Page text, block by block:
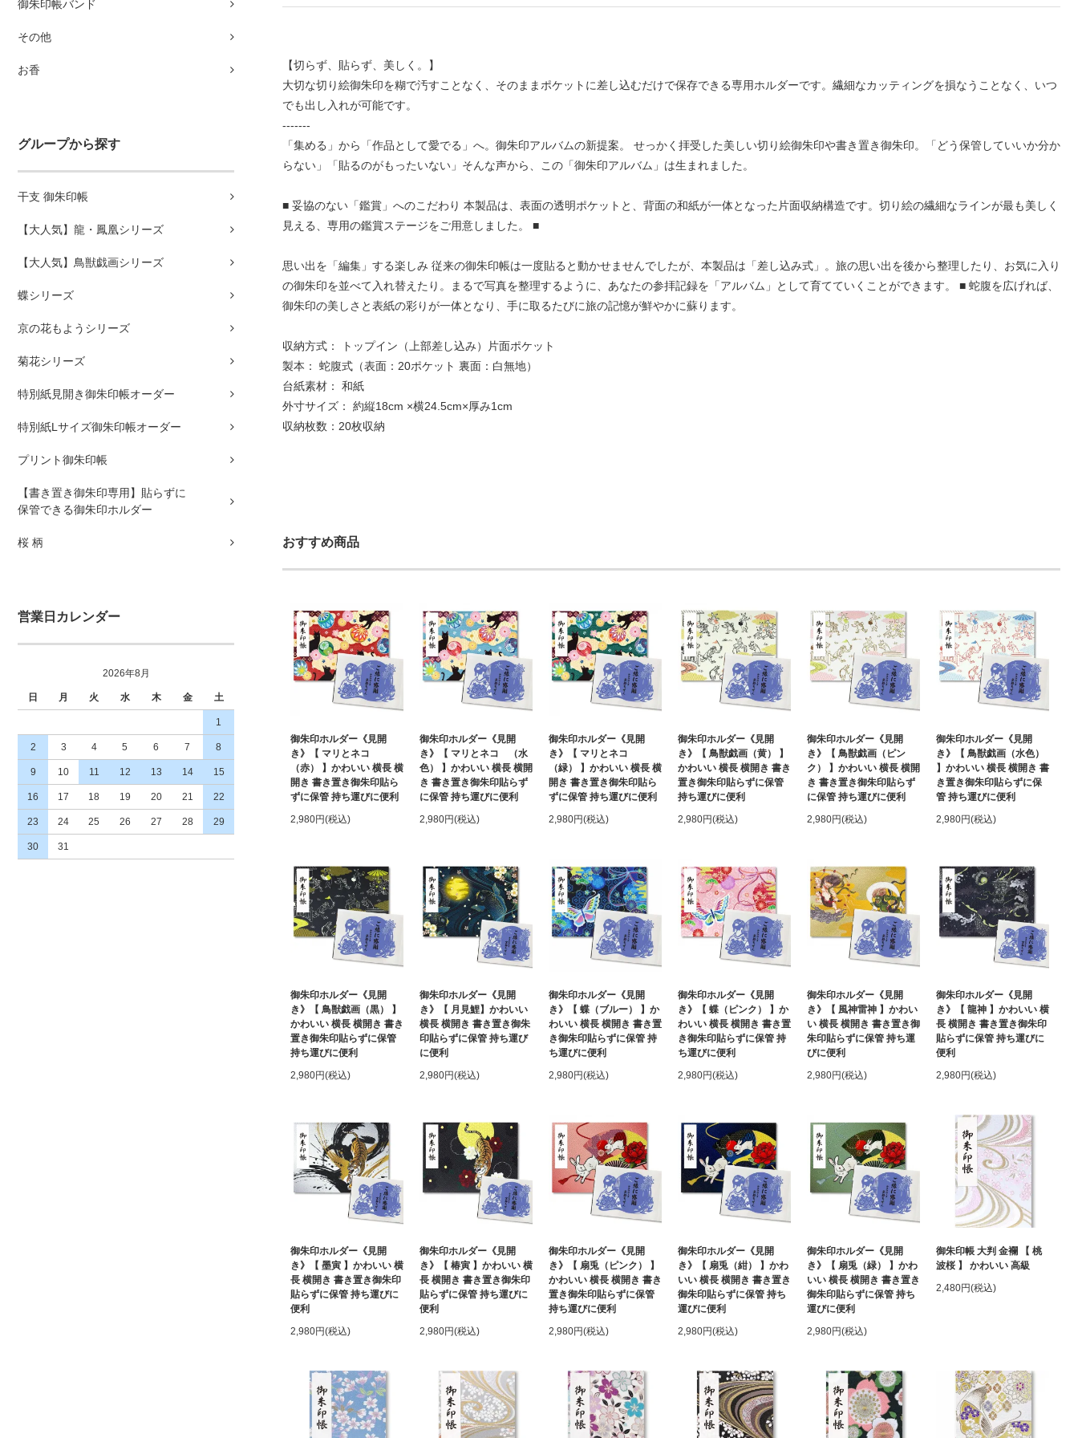
御朱印帳バンド
その他
お香
グループから探す
干支 御朱印帳
【大人気】龍・鳳凰シリーズ
【大人気】鳥獣戯画シリーズ
蝶シリーズ
京の花もようシリーズ
菊花シリーズ
特別紙見開き御朱印帳オーダー
特別紙Lサイズ御朱印帳オーダー
プリント御朱印帳
【書き置き御朱印専用】貼らずに
保管できる御朱印ホルダー
桜 柄
営業日カレンダー
2026年8月
日 月 火 水 木 金 土
1
2 3 4 5 6 7 8
9 10 11 12 13 14 15
16 17 18 19 20 21 22
23 24 25 26 27 28 29
30 31
【切らず、貼らず、美しく。】
大切な切り絵御朱印を糊で汚すことなく、そのままポケットに差し込むだけで保存できる専用ホルダーです。繊細なカッティングを損なうことなく、いつ
でも出し入れが可能です。
-------
「集める」から「作品として愛でる」へ。御朱印アルバムの新提案。 せっかく拝受した美しい切り絵御朱印や書き置き御朱印。「どう保管していいか分か
らない」「貼るのがもったいない」そんな声から、この「御朱印アルバム」は生まれました。
■ 妥協のない「鑑賞」へのこだわり 本製品は、表面の透明ポケットと、背面の和紙が一体となった片面収納構造です。切り絵の繊細なラインが最も美しく
見える、専用の鑑賞ステージをご用意しました。 ■
思い出を「編集」する楽しみ 従来の御朱印帳は一度貼ると動かせませんでしたが、本製品は「差し込み式」。旅の思い出を後から整理したり、お気に入り
の御朱印を並べて入れ替えたり。まるで写真を整理するように、あなたの参拝記録を「アルバム」として育てていくことができます。 ■ 蛇腹を広げれば、
御朱印の美しさと表紙の彩りが一体となり、手に取るたびに旅の記憶が鮮やかに蘇ります。
収納方式： トップイン（上部差し込み）片面ポケット
製本： 蛇腹式（表面：20ポケット 裏面：白無地）
台紙素材： 和紙
外寸サイズ： 約縦18cm ×横24.5cm×厚み1cm
収納枚数：20枚収納
おすすめ商品
御朱印ホルダー《見開
き》【 マリとネコ
（赤） 】かわいい 横長 横
開き 書き置き御朱印貼ら
ずに保管 持ち運びに便利
2,980円(税込)
御朱印ホルダー《見開
き》【 マリとネコ （水
色） 】かわいい 横長 横開
き 書き置き御朱印貼らず
に保管 持ち運びに便利
2,980円(税込)
御朱印ホルダー《見開
き》【 マリとネコ
（緑） 】かわいい 横長 横
開き 書き置き御朱印貼ら
ずに保管 持ち運びに便利
2,980円(税込)
御朱印ホルダー《見開
き》【 鳥獣戯画（黄） 】
かわいい 横長 横開き 書き
置き御朱印貼らずに保管
持ち運びに便利
2,980円(税込)
御朱印ホルダー《見開
き》【 鳥獣戯画（ピン
ク） 】かわいい 横長 横開
き 書き置き御朱印貼らず
に保管 持ち運びに便利
2,980円(税込)
御朱印ホルダー《見開
き》【 鳥獣戯画（水色）
】かわいい 横長 横開き 書
き置き御朱印貼らずに保
管 持ち運びに便利
2,980円(税込)
御朱印ホルダー《見開
き》【 鳥獣戯画（黒） 】
かわいい 横長 横開き 書き
置き御朱印貼らずに保管
持ち運びに便利
2,980円(税込)
御朱印ホルダー《見開
き》【 月見鯉】かわいい
横長 横開き 書き置き御朱
印貼らずに保管 持ち運び
に便利
2,980円(税込)
御朱印ホルダー《見開
き》【 蝶（ブルー） 】か
わいい 横長 横開き 書き置
き御朱印貼らずに保管 持
ち運びに便利
2,980円(税込)
御朱印ホルダー《見開
き》【 蝶（ピンク） 】か
わいい 横長 横開き 書き置
き御朱印貼らずに保管 持
ち運びに便利
2,980円(税込)
御朱印ホルダー《見開
き》【 風神雷神 】かわい
い 横長 横開き 書き置き御
朱印貼らずに保管 持ち運
びに便利
2,980円(税込)
御朱印ホルダー《見開
き》【 龍神 】かわいい 横
長 横開き 書き置き御朱印
貼らずに保管 持ち運びに
便利
2,980円(税込)
御朱印ホルダー《見開
き》【 墨寅 】かわいい 横
長 横開き 書き置き御朱印
貼らずに保管 持ち運びに
便利
2,980円(税込)
御朱印ホルダー《見開
き》【 椿寅 】かわいい 横
長 横開き 書き置き御朱印
貼らずに保管 持ち運びに
便利
2,980円(税込)
御朱印ホルダー《見開
き》【 扇兎（ピンク） 】
かわいい 横長 横開き 書き
置き御朱印貼らずに保管
持ち運びに便利
2,980円(税込)
御朱印ホルダー《見開
き》【 扇兎（紺） 】かわ
いい 横長 横開き 書き置き
御朱印貼らずに保管 持ち
運びに便利
2,980円(税込)
御朱印ホルダー《見開
き》【 扇兎（緑） 】かわ
いい 横長 横開き 書き置き
御朱印貼らずに保管 持ち
運びに便利
2,980円(税込)
御朱印帳 大判 金襴 【 桃
波桜 】 かわいい 高級
2,480円(税込)